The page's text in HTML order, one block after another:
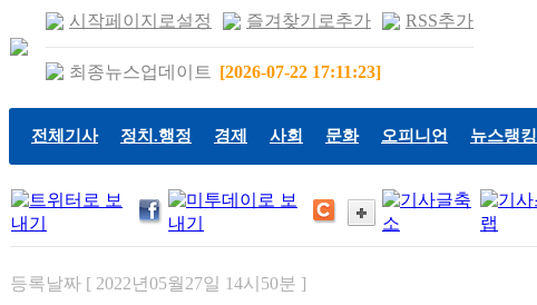
시작페이지로설정 즐겨찾기로추가 RSS추가
최종뉴스업데이트 [2026-07-22 17:11:23]
전체기사 정치.행정 경제 사회 문화 오피니언 뉴스랭킹
등록날짜 [ 2022년05월27일 14시50분 ]